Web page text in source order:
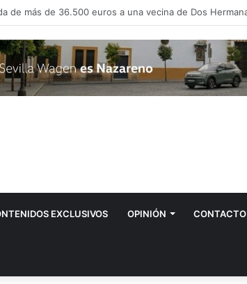
del Nilo en Dos Hermanas
EXCLUSIVOS OPINIÓN CONTACTO